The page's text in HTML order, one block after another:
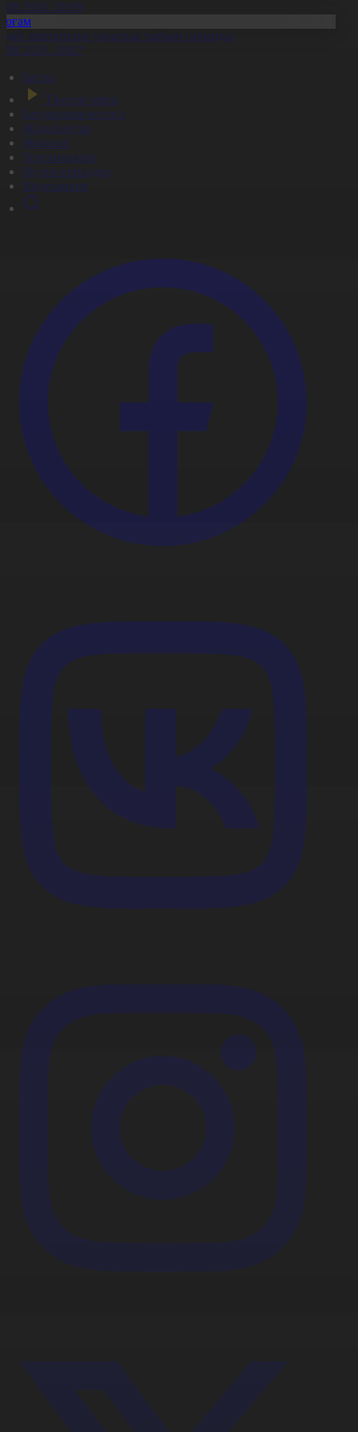
20:09
импортына уақытша тыйым салынды
20:07
Басты
Тікелей эфир
Бағдарлама кестесі
Жаңалықтар
Жобалар
Телехикаялар
Мультсериалдар
Видеоархив